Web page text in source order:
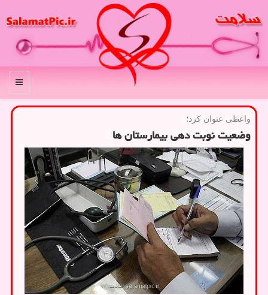
منو
واعظی عنوان كرد؛
وضعیت نوبت دهی بیمارستان ها